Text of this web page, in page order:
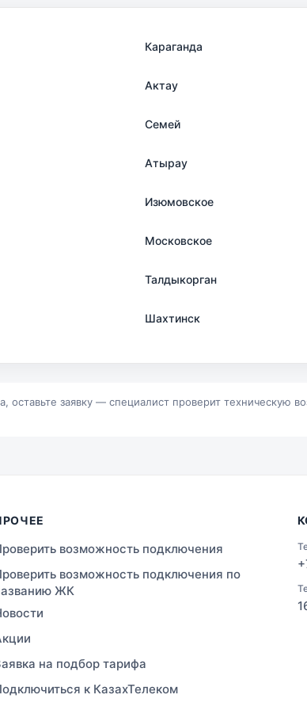
Караганда
Актау
Семей
Атырау
Изюмовское
Московское
Талдыкорган
Шахтинск
оставьте заявку — специалист проверит техническую
возможность подключения
возможность подключения по
ЖК
на подбор тарифа
к КазахТелеком